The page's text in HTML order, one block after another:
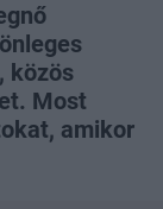
közös
Most
amikor